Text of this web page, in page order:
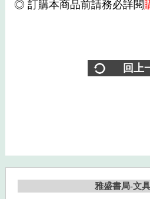
◎ 訂購本商品前請務必詳閱
回上
雅盛書局-文